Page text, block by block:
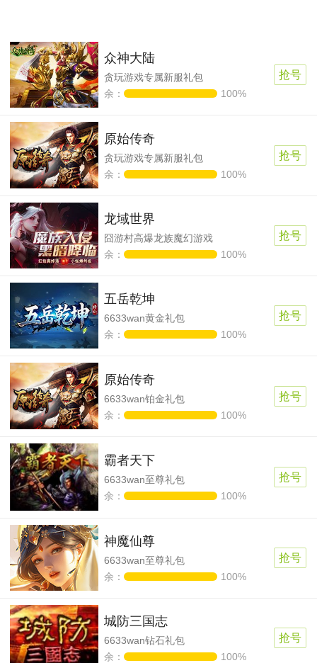
众神大陆
贪玩游戏专属新服礼包
余：
100%
抢号
原始传奇
贪玩游戏专属新服礼包
余：
100%
抢号
龙域世界
囧游村高爆龙族魔幻游戏
余：
100%
抢号
五岳乾坤
6633wan黄金礼包
余：
100%
抢号
原始传奇
6633wan铂金礼包
余：
100%
抢号
霸者天下
6633wan至尊礼包
余：
100%
抢号
神魔仙尊
6633wan至尊礼包
余：
100%
抢号
城防三国志
6633wan钻石礼包
余：
100%
抢号